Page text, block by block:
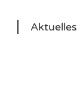
Aktuelles